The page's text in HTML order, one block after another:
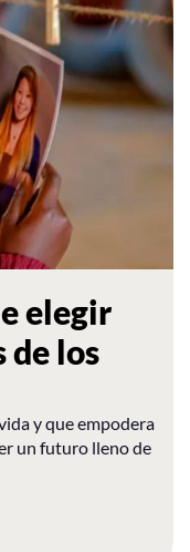
elegir
de los
y que empodera
un futuro lleno de